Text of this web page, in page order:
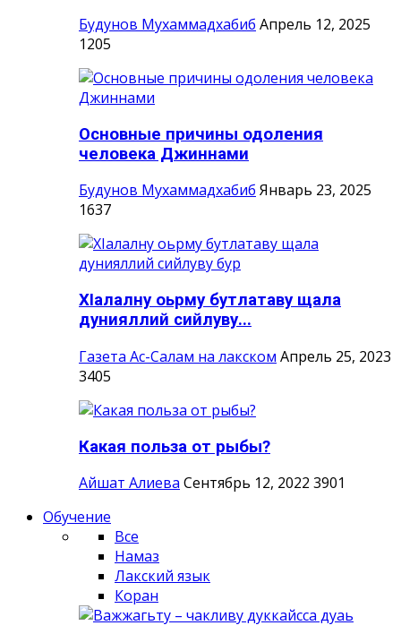
Будунов Мухаммадхабиб Апрель 12, 2025
1205
Основные причины одоления
человека Джиннами
Будунов Мухаммадхабиб Январь 23, 2025
1637
ХIалалну оьрму бутлатаву щала
дунияллий сийлуву...
Газета Ас-Салам на лакском Апрель 25, 2023
3405
Какая польза от рыбы?
Айшат Алиева Сентябрь 12, 2022 3901
Обучение
Все
Намаз
Лакский язык
Коран